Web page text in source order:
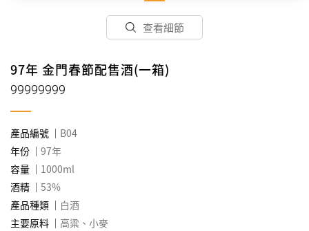
查看細節
97年 金門春節配售酒(一箱)
99999999
產品編號
B04
年份
97年
容量
1000ml
酒精
53%
產品種類
白酒
主要原料
高粱、小麥